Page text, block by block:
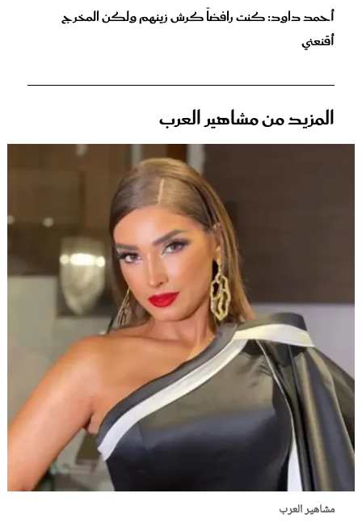
أحمد داود: كنت رافضاً كرش زينهم ولكن المخرج
أقنعني
المزيد من مشاهير العرب
مشاهير العرب